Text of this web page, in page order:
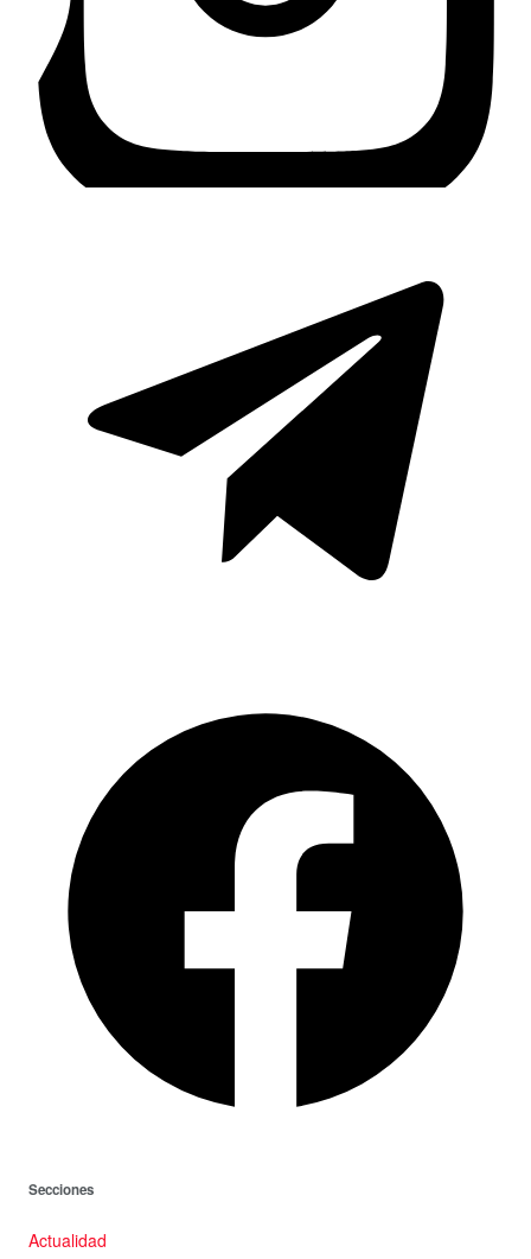
Secciones
Actualidad